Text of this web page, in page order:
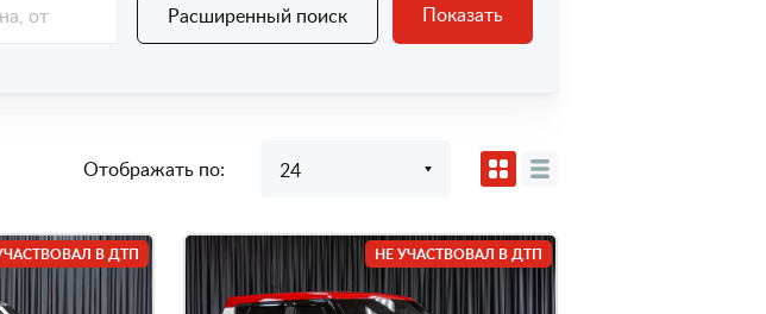
Расширенный поиск Показать
Отображать по: 24
В ДТП НЕ УЧАСТВОВАЛ В ДТП